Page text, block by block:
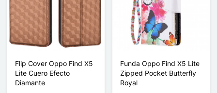
Flip Cover Oppo Find X5
Lite Cuero Efecto
Diamante
Funda Oppo Find X5 Lite
Zipped Pocket Butterfly
Royal